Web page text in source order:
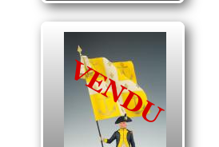
XX° SIÈCLE.